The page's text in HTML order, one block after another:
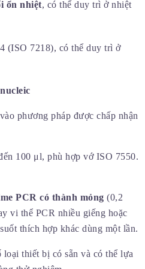
ổn nhiệt, có thể duy trì ở nhiệt
(ISO 7218), có thể duy trì ở
phương pháp được chấp nhận
100 μl, phù hợp vớ ISO 7550.
PCR có thành mỏng (0,2
vi thể PCR nhiều giếng hoặc
thích hợp khác dùng một lần.
loại thiết bị có sẵn và có thể lựa